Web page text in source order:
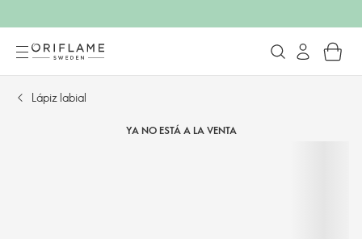
Lápiz labial
YA NO ESTÁ A LA VENTA